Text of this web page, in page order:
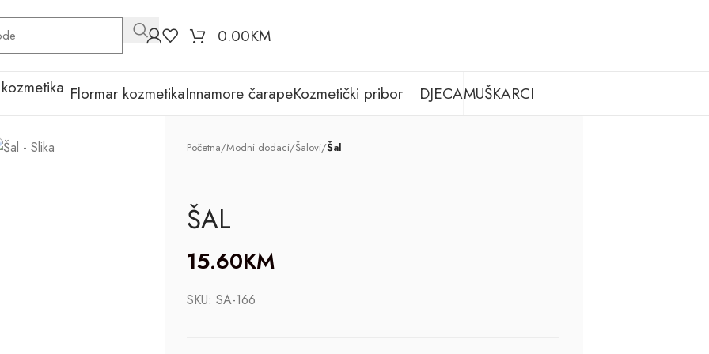
0.00KM
Flormar kozmetikaInnamore čarapeKozmetički pribor DJECAMUŠKARCI
Početna/Modni dodaci/Šalovi/Šal
ŠAL
15.60KM
SKU: SA-166